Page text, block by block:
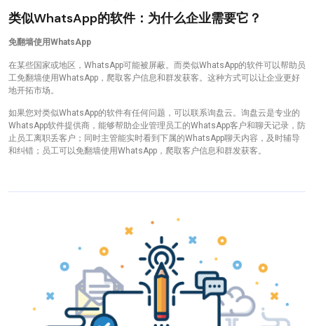
类似WhatsApp的软件：为什么企业需要它？
免翻墙使用WhatsApp
在某些国家或地区，WhatsApp可能被屏蔽。而类似WhatsApp的软件可以帮助员
工免翻墙使用WhatsApp，爬取客户信息和群发获客。这种方式可以让企业更好
地开拓市场。
如果您对类似WhatsApp的软件有任何问题，可以联系询盘云。询盘云是专业的
WhatsApp软件提供商，能够帮助企业管理员工的WhatsApp客户和聊天记录，防
止员工离职丢客户；同时主管能实时看到下属的WhatsApp聊天内容，及时辅导
和纠错；员工可以免翻墙使用WhatsApp，爬取客户信息和群发获客。